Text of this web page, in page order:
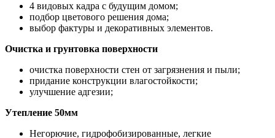
4 видовых кадра с будущим домом;
подбор цветового решения дома;
выбор фактуры и декоративных элементов.
Очистка и грунтовка поверхности
очистка поверхности стен от загрязнения и пыли;
придание конструкции влагостойкости;
улучшение адгезии;
Утепление 50мм
Негорючие, гидрофобизированные, легкие